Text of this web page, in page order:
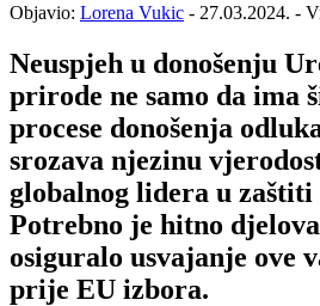
Objavio: Lorena Vukic - 27.03.2024. -
Neuspjeh u donošenju
prirode ne samo da ima
procese donošenja
srozava njezinu
globalnog lidera u zaštiti
Potrebno je hitno
osiguralo usvajanje ove
prije EU izbora.